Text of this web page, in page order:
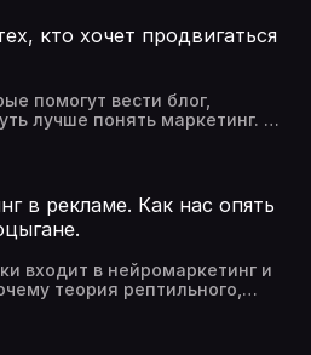
v.kobilinskaya/ Дзен:
кто хочет продвигаться
помогут вести блог,
лучше понять маркетинг. И
как это делают
Кобилинская. Телеграм-
@v.kobilinskayaИнстаграм:
dzen.ru/v_kobilinskaya
в рекламе. Как нас опять
входит в нейромаркетинг и
теория рептильного,
- Виктория